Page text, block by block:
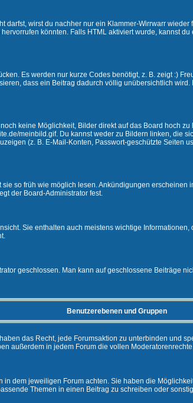
darfst, wirst du nachher nur ein Klammer-Wirrwarr wieder
könnten. Falls HTML aktiviert wurde, kannst
Es werden nur kurze Codes benötigt, z. B. zeigt :)
dass ein Beitrag dadurch völlig unübersichtlich
keine Möglichkeit, Bilder direkt auf das Board hoch
meinbild.gif. Du kannst weder zu Bildern linken, die
(z. B. E-Mail-Konten, Passwort-geschützte Seiten
so früh wie möglich lesen. Ankündigungen
der Board-Administrator fest.
Sie enthalten auch meistens wichtige
geschlossen. Man kann auf geschlossene Beiträge
Benutzerebenen und Gruppen
das Recht, jede Forumsaktion zu unterbinden und
außerdem in jedem Forum die vollen
dem jeweiligen Forum achten. Sie haben die
Themen in einen Beitrag zu schreiben oder